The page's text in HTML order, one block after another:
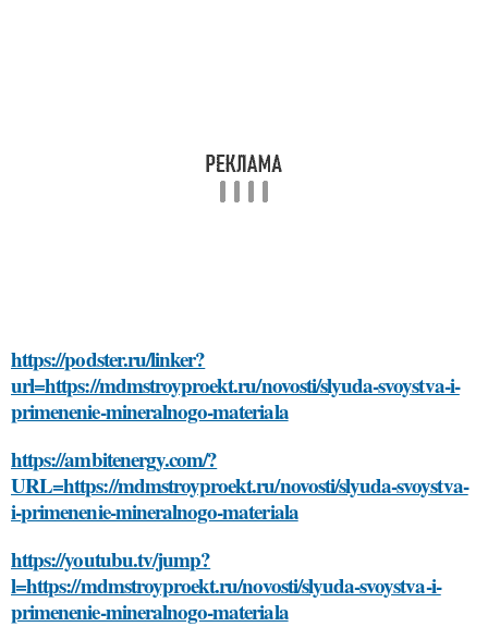
https://podster.ru/linker?
url=https://mdmstroyproekt.ru/novosti/slyuda-svoystva-i-
primenenie-mineralnogo-materiala
https://ambitenergy.com/?
URL=https://mdmstroyproekt.ru/novosti/slyuda-svoystva-
i-primenenie-mineralnogo-materiala
https://youtubu.tv/jump?
l=https://mdmstroyproekt.ru/novosti/slyuda-svoystva-i-
primenenie-mineralnogo-materiala